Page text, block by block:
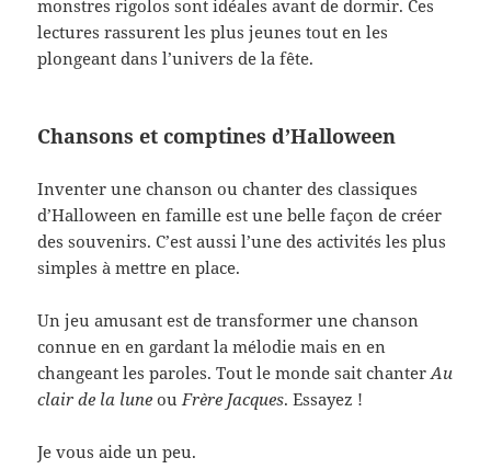
monstres rigolos sont idéales avant de dormir. Ces
lectures rassurent les plus jeunes tout en les
plongeant dans l’univers de la fête.
Chansons et comptines d’Halloween
Inventer une chanson ou chanter des classiques
d’Halloween en famille est une belle façon de créer
des souvenirs. C’est aussi l’une des activités les plus
simples à mettre en place.
Un jeu amusant est de transformer une chanson
connue en en gardant la mélodie mais en en
changeant les paroles. Tout le monde sait chanterAu
clair de la lune ou Frère Jacques. Essayez !
Je vous aide un peu.